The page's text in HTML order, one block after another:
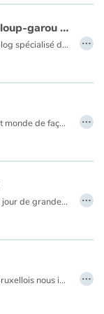
London Mystery Club, Le loup-garou de Hyde Park
Quatre collégiens, à la tête d’un blog spécialisé dans les phénomènes étranges et paranormaux, mènent l’enquête. Pour leur première affaire à résoudre, Kyle, Ashley, Zoey et Tyler vont devoir faire face à d’inquiétants loups-garous qui envahissent Hyde Park… Au fil des indices, cette aventure les mènera dans les endroits les plus mystérieux de Londres ! Une BD passionnante et pleine de suspense pour les apprentis-détectives. …
Paolo nous fait découvrir son petit monde de façon ludique et originale : sa maison, sa famille, ses copains, son école, le Colisée, le Forum Romain, le café de son père et les glaces à la sortie de l’école… …
Dans son village d’Angleterre, un jour de grande braderie, M. Wilson décide de mettre en vente quelque chose de tout à fait particulier : alors que ses voisins étalent devant leur porte, le long de la rue, toutes sortes d’objets usagés dont ils tentent de se débarrasser, il expose sur sa table, lui, de vieux souvenirs qu’il a extraits de sa tête en les tirant de son oreille… Et ça marche ! …
Suivez le guide ! Marcel le petit Bruxellois nous invite à une visite de sa ville et nous fait découvrir son quotidien de façon ludique et originale : sa maison, sa famille, ses copains, son école, la célèbre Grand-Place, l’Atomium, le Manneken-Pis, la « Zinneke Parade », les délicieuses moules-frites et les courses de « cuistax » à la mer du Nord... Sans oublier le petit lexique bruxellois de Marcel pour se faire plein de copains et copines ! …